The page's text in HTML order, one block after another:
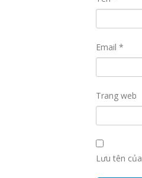
Email *
Trang web
Lưu tên